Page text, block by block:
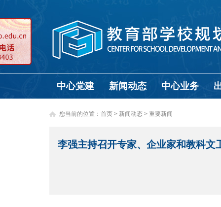
中心党建 新闻动态 中心业务
您当前的位置： 首页 > 新闻动态 > 重要新闻
李强主持召开专家、企业家和教科文